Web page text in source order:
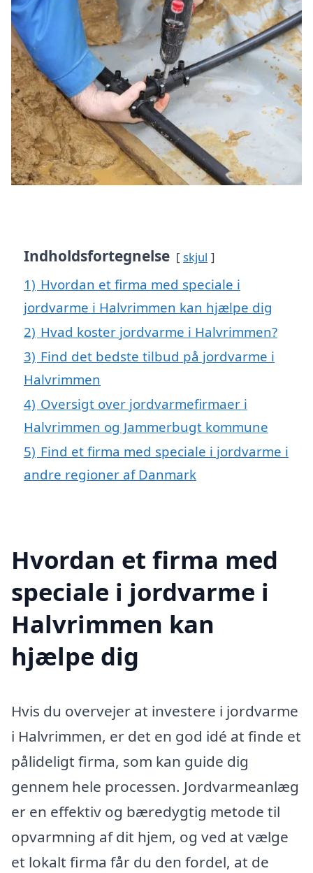
Indholdsfortegnelse skjul
1) Hvordan et firma med speciale i
jordvarme i Halvrimmen kan hjælpe dig
2) Hvad koster jordvarme i Halvrimmen?
3) Find det bedste tilbud på jordvarme i
Halvrimmen
4) Oversigt over jordvarmefirmaer i
Halvrimmen og Jammerbugt kommune
5) Find et firma med speciale i jordvarme i
andre regioner af Danmark
Hvordan et firma med
speciale i jordvarme i
Halvrimmen kan
hjælpe dig
Hvis du overvejer at investere i jordvarme
i Halvrimmen, er det en god idé at finde et
pålideligt firma, som kan guide dig
gennem hele processen. Jordvarmeanlæg
er en effektiv og bæredygtig metode til
opvarmning af dit hjem, og ved at vælge
et lokalt firma får du den fordel, at de